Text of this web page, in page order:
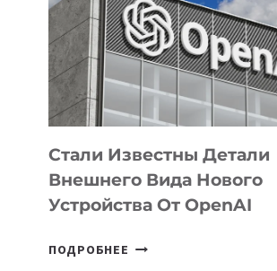
ПО
РАЗВИТИЮ
ЭКОСИСТЕМЫ
ИСКУССТВЕННОГО
ИНТЕЛЛЕКТА
Стали Известны Детали
Внешнего Вида Нового
Устройства От OpenAI
ПОДРОБНЕЕ СТАЛИ